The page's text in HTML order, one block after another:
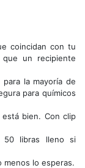
coincidan con tu
un recipiente
la mayoría de
para químicos
está bien. Con clip
50 libras lleno si
menos lo esperas.